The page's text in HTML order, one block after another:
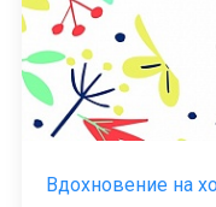
Вдохновение на